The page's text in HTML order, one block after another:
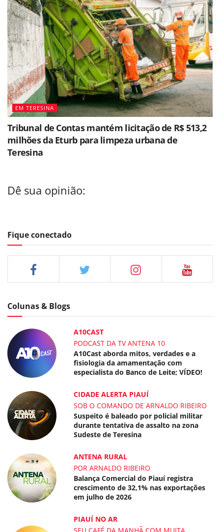
EM TERESINA
Tribunal de Contas mantém licitação de R$ 513,2
milhões da Eturb para limpeza urbana de
Teresina
Dê sua opinião:
Fique conectado
Colunas & Blogs
A10CAST
PODCAST DA TV ANTENA 10
A10Cast aborda mitos, verdades e a
fisiologia da amamentação com
especialista do Banco de Leite; VÍDEO!
CIDADE ALERTA PIAUÍ
SOB O COMANDO DE ARNALDO RIBEIRO
Suspeito é baleado por policial militar
durante tentativa de assalto na zona
Sudeste de Teresina
ANTENA RURAL
POR ARNALDO RIBEIRO
Balança Comercial do Piauí registra
crescimento de 32,1% nas exportações
em julho de 2026
PIAUÍ NO AR